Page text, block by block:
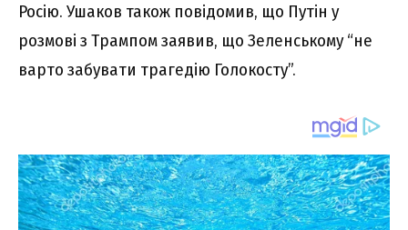
Росію. Ушаков також повідомив, що Путін у
розмові з Трампом заявив, що Зеленському “не
варто забувати трагедію Голокосту”.